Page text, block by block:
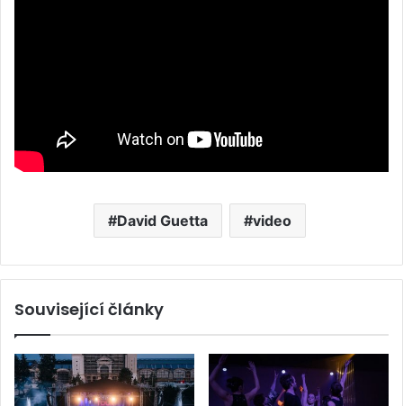
David Guetta video
Související články